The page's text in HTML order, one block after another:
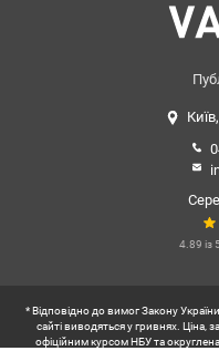
кінотеатр, басейн. 2025
в пішій доступності від
4.89 із
* Відповідно до вимог Закону
сайті виводяться у гривнях. Ціна,
офіційним курсом НБУ та